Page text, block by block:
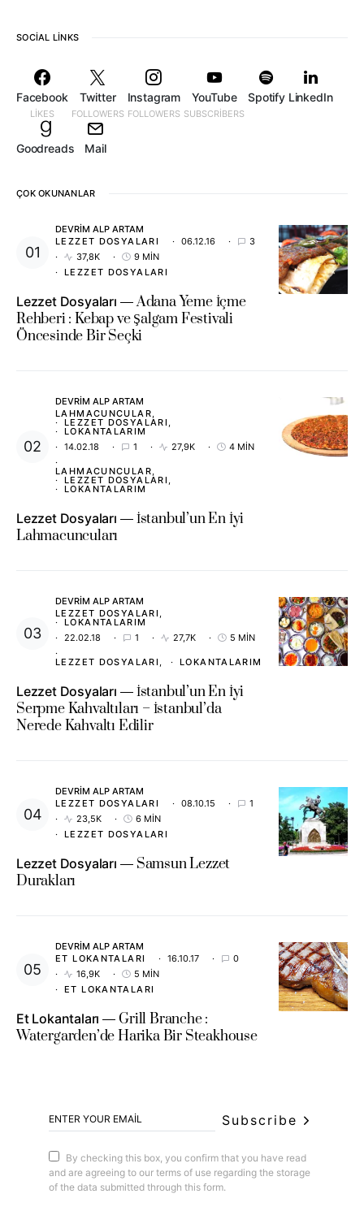
SOCIAL LINKS
Facebook
LIKES
Twitter
FOLLOWERS
Instagram
FOLLOWERS
YouTube
SUBSCRIBERS
Spotify LinkedIn
Goodreads Mail
ÇOK OKUNANLAR
DEVRIM ALP ARTAM
LEZZET DOSYALARI
06.12.16
3
37,8K
9 MIN
LEZZET DOSYALARI
Lezzet Dosyaları
Adana Yeme İçme
Rehberi : Kebap ve Şalgam Festivali
Öncesinde Bir Seçki
DEVRIM ALP ARTAM
LAHMACUNCULAR
LEZZET DOSYALARI
LOKANTALARIM
14.02.18
1 27,9K 4 MIN
LAHMACUNCULAR
LEZZET DOSYALARI
LOKANTALARIM
Lezzet Dosyaları
İstanbul’un En İyi
Lahmacuncuları
DEVRIM ALP ARTAM
LEZZET DOSYALARI
LOKANTALARIM
22.02.18
1 27,7K 5 MIN
LEZZET DOSYALARI LOKANTALARIM
Lezzet Dosyaları
İstanbul’un En İyi
Serpme Kahvaltıları – İstanbul’da
Nerede Kahvaltı Edilir
DEVRIM ALP ARTAM
LEZZET DOSYALARI
08.10.15
1
23,5K
6 MIN
LEZZET DOSYALARI
Lezzet Dosyaları
Samsun Lezzet
Durakları
DEVRIM ALP ARTAM
ET LOKANTALARI
16.10.17
0
16,9K
5 MIN
ET LOKANTALARI
Et Lokantaları
Grill Branche :
Watergarden’de Harika Bir Steakhouse
Subscribe
By checking this box, you confirm that you have read
and are agreeing to our terms of use regarding the storage
of the data submitted through this form.